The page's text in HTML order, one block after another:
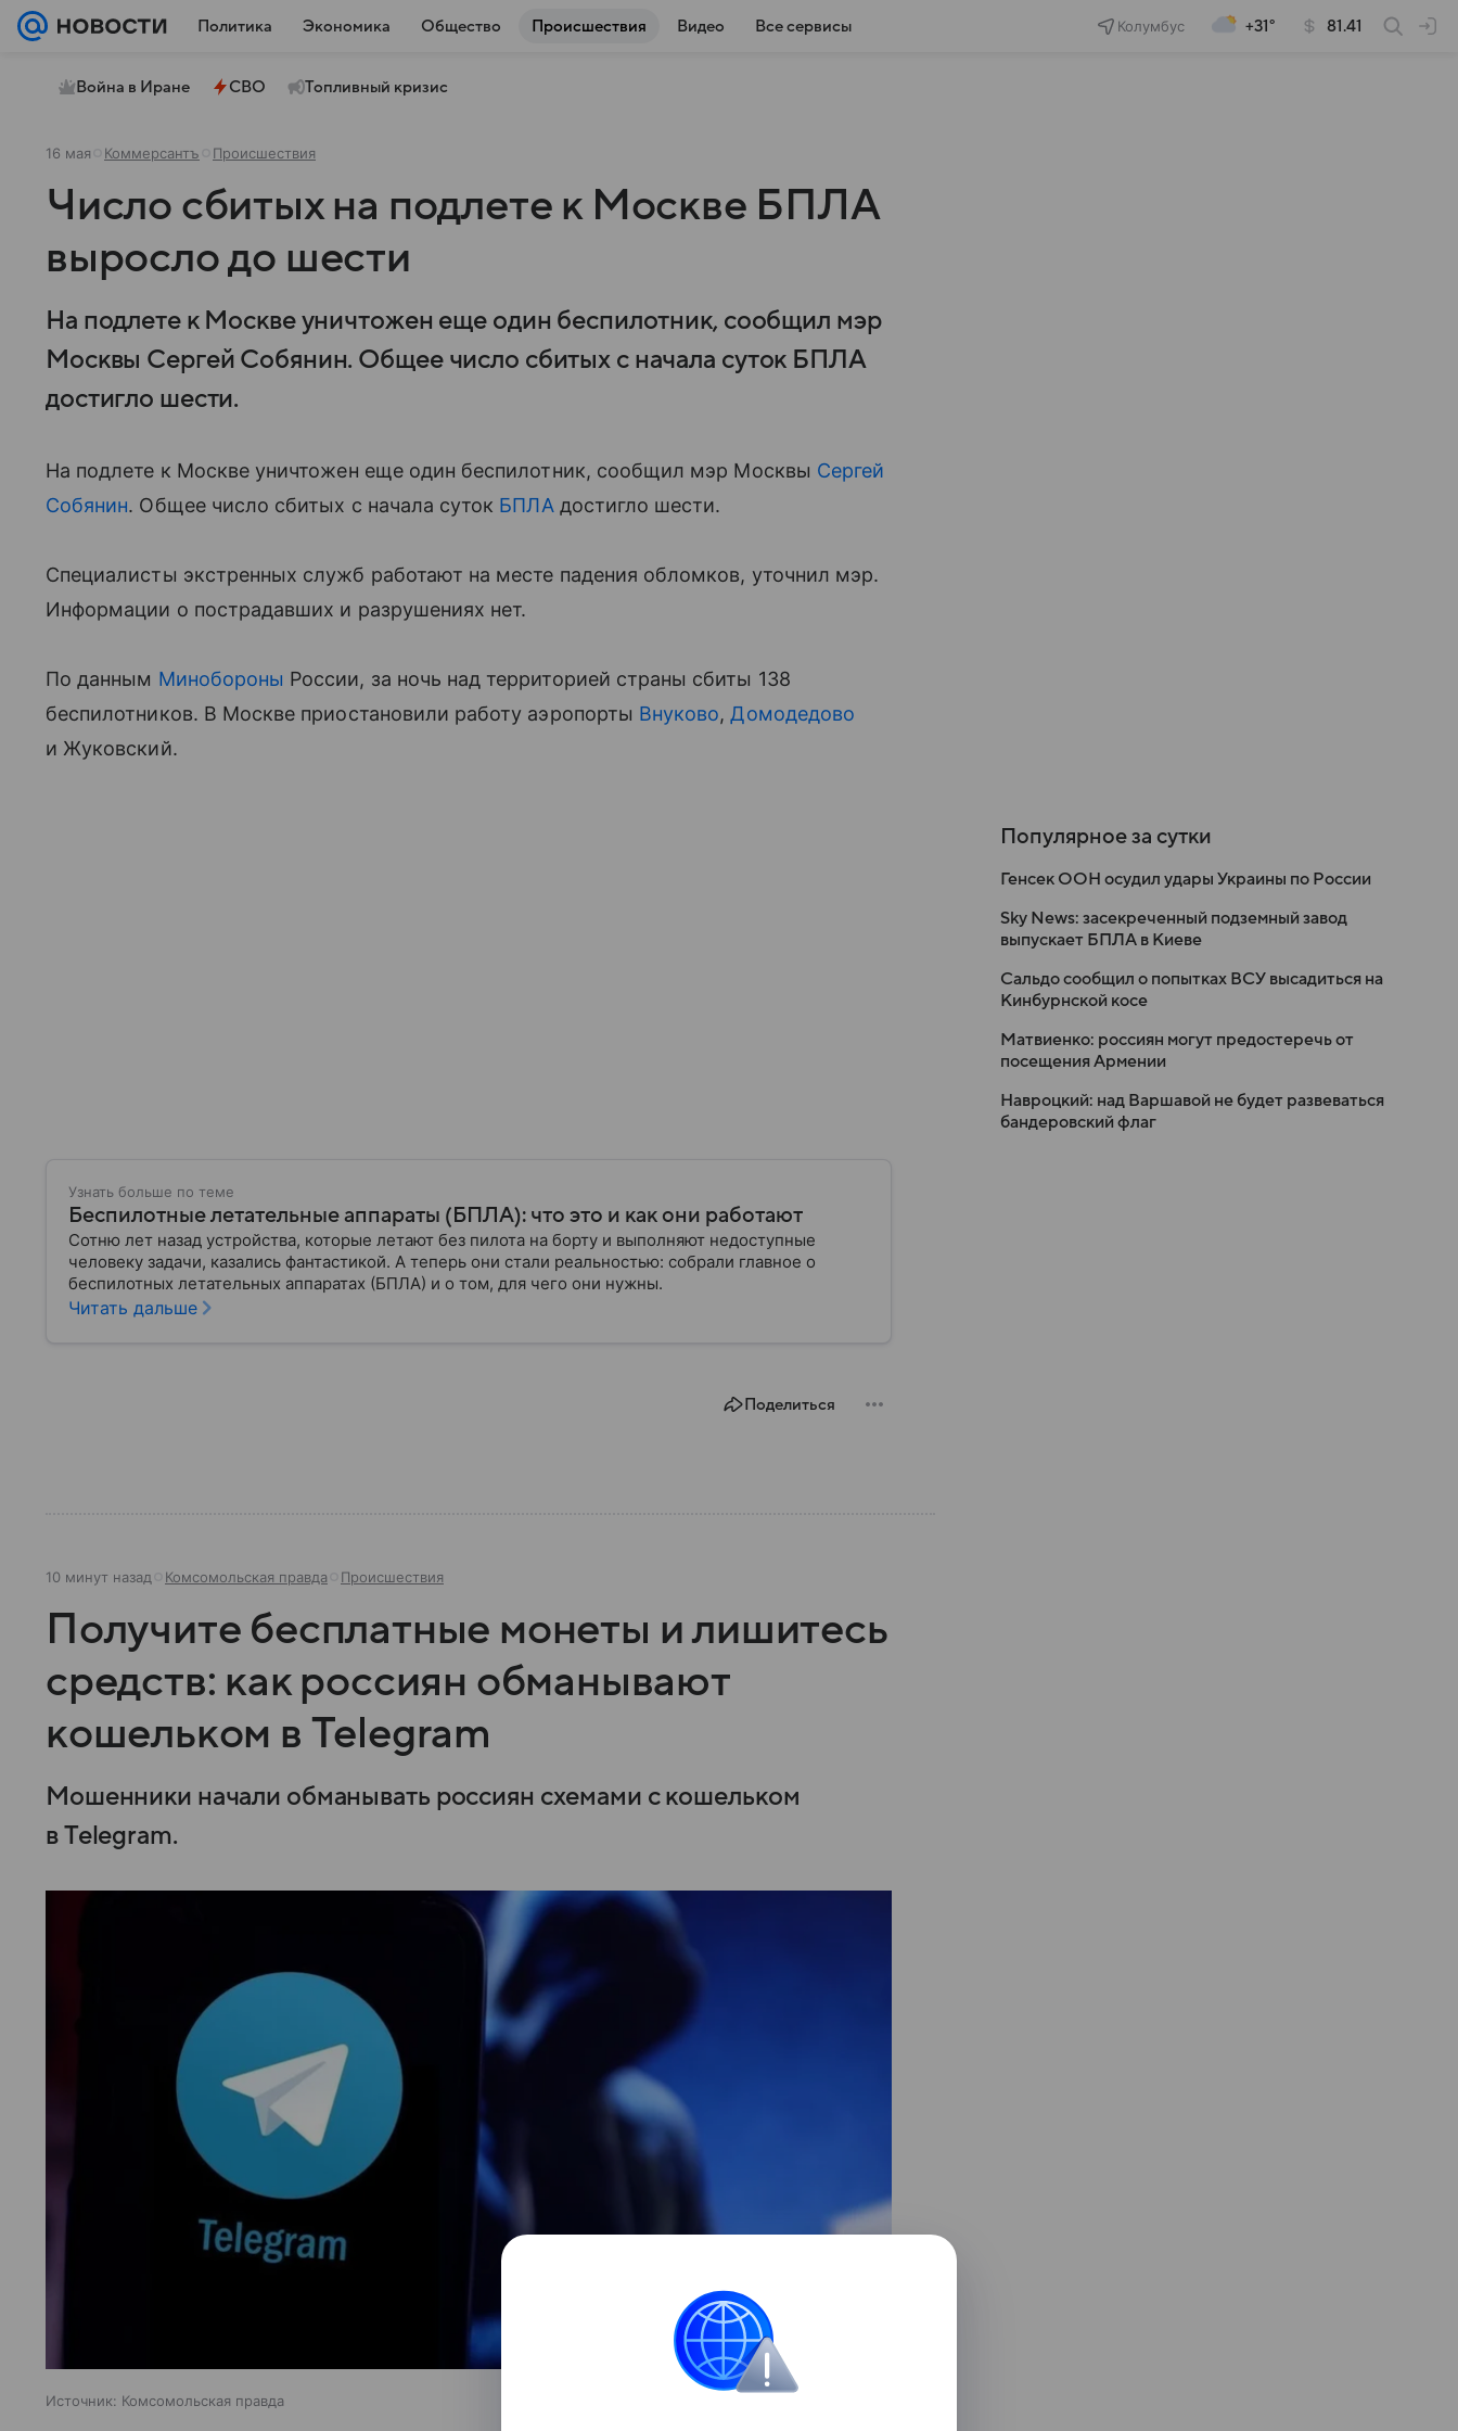
Политика Экономика Общество Происшествия Видео Все сервисы Колумбус +31° 81.41
Война в Иране СВО Топливный кризис
16 мая Коммерсантъ Происшествия
Число сбитых на подлете к Москве БПЛА
выросло до шести
На подлете к Москве уничтожен еще один беспилотник, сообщил мэр
Москвы Сергей Собянин. Общее число сбитых с начала суток БПЛА
достигло шести.
На подлете к Москве уничтожен еще один беспилотник, сообщил мэр Москвы Сергей
Собянин. Общее число сбитых с начала суток БПЛА достигло шести.
Специалисты экстренных служб работают на месте падения обломков, уточнил мэр.
Информации о пострадавших и разрушениях нет.
По данным Минобороны России, за ночь над территорией страны сбиты 138
беспилотников. В Москве приостановили работу аэропорты Внуково,Домодедово
и Жуковский.
Узнать больше по теме
Беспилотные летательные аппараты (БПЛА): что это и как они работают
Сотню лет назад устройства, которые летают без пилота на борту и выполняют недоступные
человеку задачи, казались фантастикой. А теперь они стали реальностью: собрали главное о
беспилотных летательных аппаратах (БПЛА) и о том, для чего они нужны.
Читать дальше
Поделиться
10 минут назад Комсомольская правда Происшествия
Получите бесплатные монеты и лишитесь
средств: как россиян обманывают
кошельком в Telegram
Мошенники начали обманывать россиян схемами с кошельком
в Telegram.
Источник: Комсомольская правда
Популярное за сутки
Генсек ООН осудил удары Украины по России
Sky News: засекреченный подземный завод
выпускает БПЛА в Киеве
Сальдо сообщил о попытках ВСУ высадиться на
Кинбурнской косе
Матвиенко: россиян могут предостеречь от
посещения Армении
Навроцкий: над Варшавой не будет развеваться
бандеровский флаг